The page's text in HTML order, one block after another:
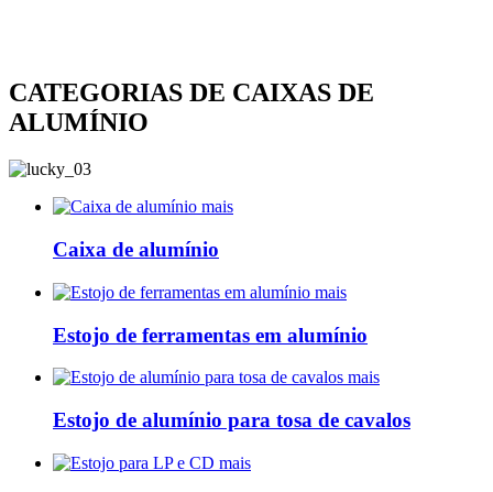
CATEGORIAS DE CAIXAS DE
ALUMÍNIO
mais
Caixa de alumínio
mais
Estojo de ferramentas em alumínio
mais
Estojo de alumínio para tosa de cavalos
mais